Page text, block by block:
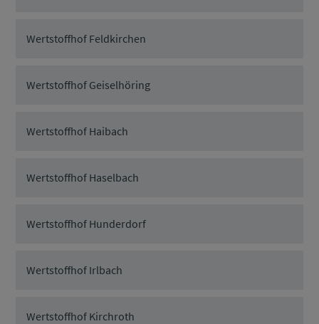
Wertstoffhof Feldkirchen
Wertstoffhof Geiselhöring
Wertstoffhof Haibach
Wertstoffhof Haselbach
Wertstoffhof Hunderdorf
Wertstoffhof Irlbach
Wertstoffhof Kirchroth